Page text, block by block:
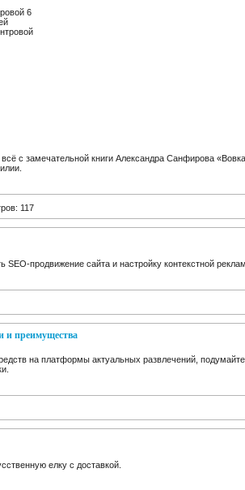
6
с замечательной книги Александра Санфирова
117
SEO-продвижение сайта и настройку контекстной
и преимущества
на платформы актуальных развлечений,
елку с доставкой.